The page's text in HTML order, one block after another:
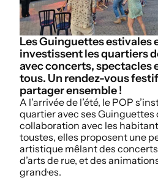
Les Guinguettes estivales
investissent les quartiers
avec concerts, spectacles
tous. Un rendez-vous
partager ensemble !
A l’arrivée de l’été, le POP
quartier avec ses Guinguettes
collaboration avec les
toustes, elles proposent une
artistique mêlant des
d’arts de rue, et des
grand·es.